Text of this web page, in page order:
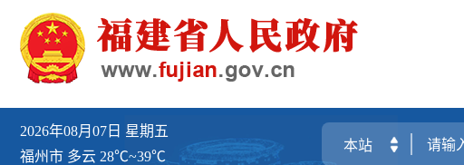
2026年08月07日 星期五
福州市 多云 28℃~39℃